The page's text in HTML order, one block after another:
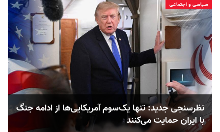
سیاسی و اجتماعی
نظرسنجی جدید: تنها یک‌سوم آمریکایی‌ها از ادامه جنگ
با ایران حمایت می‌کنند